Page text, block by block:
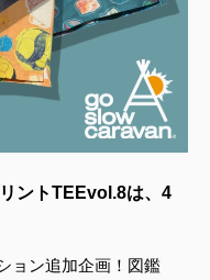
ントTEEvol.8は、4
ョン追加企画！図鑑